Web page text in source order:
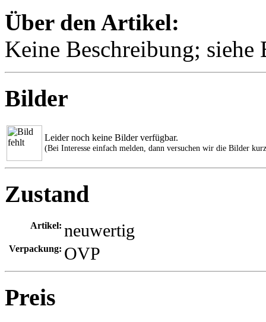
Über den Artikel:
Keine Beschreibung; siehe
Bilder
Leider noch keine Bilder verfügbar.
(Bei Interesse einfach melden, dann versuchen wir die Bilder
Zustand
Artikel: neuwertig
Verpackung: OVP
Preis